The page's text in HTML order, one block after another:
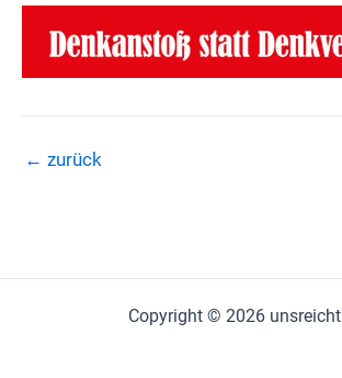
← zurück
Copyright © 2026